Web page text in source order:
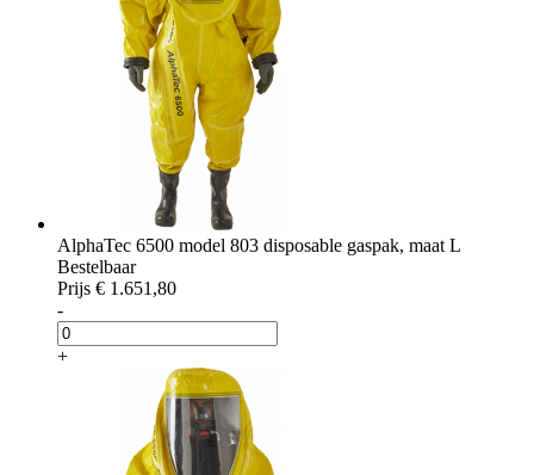
AlphaTec 6500 model 803 disposable gaspak, maat L
Bestelbaar
Prijs € 1.651,80
-
+